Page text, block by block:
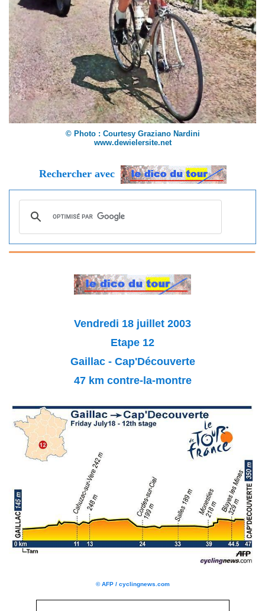
© Photo : Courtesy Graziano Nardini
www.dewielersite.net
Rechercher avec
Vendredi 18 juillet 2003
Etape 12
Gaillac - Cap'Découverte
47 km contre-la-montre
© AFP / cyclingnews.com